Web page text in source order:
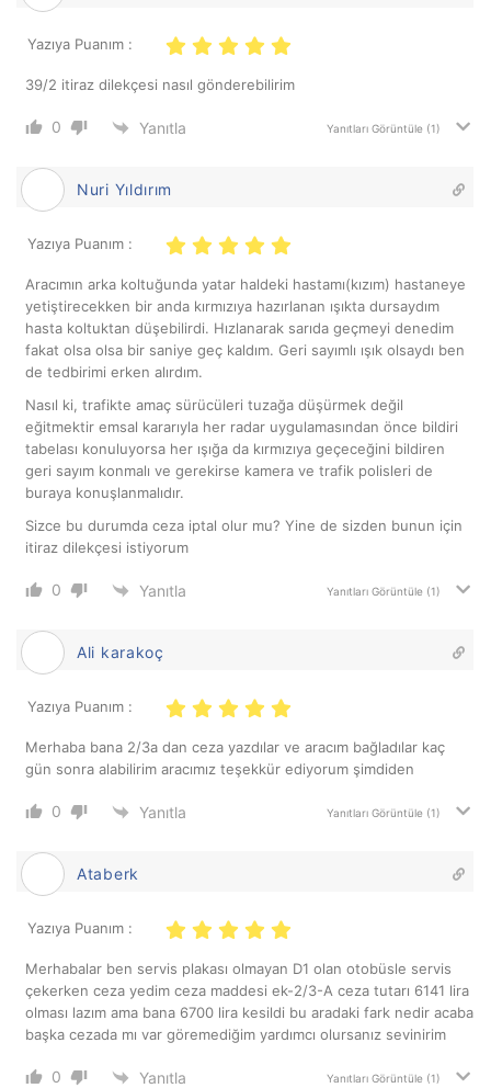
Yazıya Puanım :
39/2 itiraz dilekçesi nasıl gönderebilirim
0 Yanıtla Yanıtları Görüntüle (1)
Nuri Yıldırım
Yazıya Puanım :
Aracımın arka koltuğunda yatar haldeki hastamı(kızım) hastaneye
yetiştirecekken bir anda kırmızıya hazırlanan ışıkta dursaydım
hasta koltuktan düşebilirdi. Hızlanarak sarıda geçmeyi denedim
fakat olsa olsa bir saniye geç kaldım. Geri sayımlı ışık olsaydı ben
de tedbirimi erken alırdım.
Nasıl ki, trafikte amaç sürücüleri tuzağa düşürmek değil
eğitmektir emsal kararıyla her radar uygulamasından önce bildiri
tabelası konuluyorsa her ışığa da kırmızıya geçeceğini bildiren
geri sayım konmalı ve gerekirse kamera ve trafik polisleri de
buraya konuşlanmalıdır.
Sizce bu durumda ceza iptal olur mu? Yine de sizden bunun için
itiraz dilekçesi istiyorum
0 Yanıtla Yanıtları Görüntüle (1)
Ali karakoç
Yazıya Puanım :
Merhaba bana 2/3a dan ceza yazdılar ve aracım bağladılar kaç
gün sonra alabilirim aracımız teşekkür ediyorum şimdiden
0 Yanıtla Yanıtları Görüntüle (1)
Ataberk
Yazıya Puanım :
Merhabalar ben servis plakası olmayan D1 olan otobüsle servis
çekerken ceza yedim ceza maddesi ek-2/3-A ceza tutarı 6141 lira
olması lazım ama bana 6700 lira kesildi bu aradaki fark nedir acaba
başka cezada mı var göremediğim yardımcı olursanız sevinirim
0 Yanıtla Yanıtları Görüntüle (1)